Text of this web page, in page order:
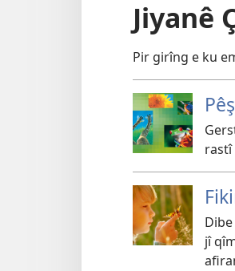
Jiyanê
Pir girîng e ku
rastî
jî